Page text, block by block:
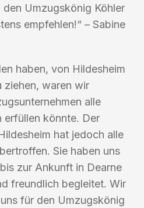
Umzugskönig Köhler
empfehlen!“ – Sabine
haben, von Hildesheim
ziehen, waren wir
alle
erfüllen könnte. Der
hat jedoch alle
Sie haben uns
zur Ankunft in Dearne
freundlich begleitet. Wir
für den Umzugskönig